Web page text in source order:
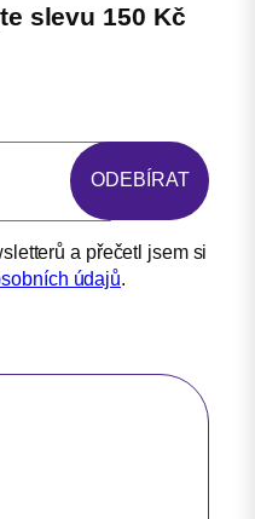
slevu 150 Kč
a přečetl jsem si
údajů.